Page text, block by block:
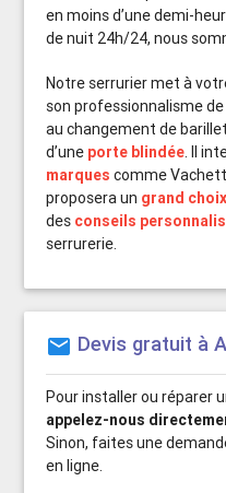
en moins d’une demi-
de nuit 24h/24, nous
Notre serrurier met à
son professionnalisme
au changement de
d’une porte blindée. Il
marques comme
proposera un grand
des conseils
serrurerie.
mail Devis gratuit à
Pour installer ou réparer
appelez-nous
Sinon, faites une
en ligne.